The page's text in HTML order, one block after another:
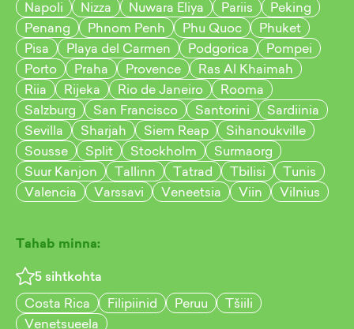
Napoli
Nizza Nuwara Eliya Pariis
Peking
Penang
Phnom Penh Phu Quoc
Phuket
Pisa
Playa del Carmen Podgorica
Pompei
Porto
Praha Provence
Ras Al Khaimah
Riia
Rijeka Rio de Janeiro
Rooma
Salzburg
San Francisco Santorini
Sardiinia
Sevilla
Sharjah Siem Reap
Sihanoukville
Sousse
Split Stockholm
Surmaorg
Suur Kanjon
Tallinn Tatrad Tbilisi
Tunis
Valencia
Varssavi Veneetsia Viin Vilnius
Tahab minna:
5 sihtkohta
Costa Rica
Filipiinid Peruu
Tšiili
Venetsueela